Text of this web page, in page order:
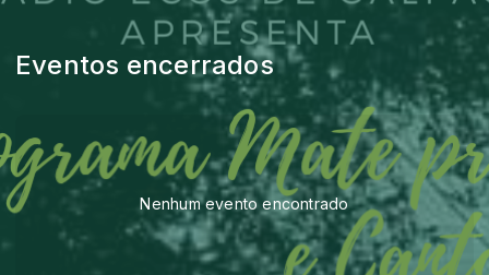
Eventos encerrados
Nenhum evento encontrado